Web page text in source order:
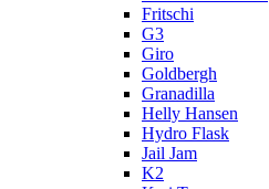
Fritschi
G3
Giro
Goldbergh
Granadilla
Helly Hansen
Hydro Flask
Jail Jam
K2